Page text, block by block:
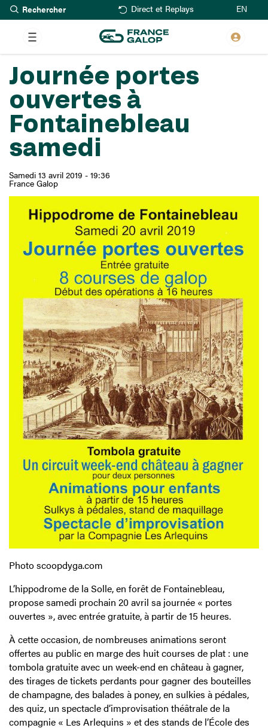
Aller
au
contenu
principal
Rechercher Direct et Replays EN
Journée portes
ouvertes à
Fontainebleau
samedi
Samedi 13 avril 2019 - 19:36
France Galop
Photoscoopdyga.com
L’hippodrome de la Solle, en forêt de Fontainebleau,
propose samedi prochain 20 avril sa journée « portes
ouvertes », avec entrée gratuite, à partir de 15 heures.
À cette occasion, de nombreuses animations seront
offertes au public en marge des huit courses de plat : une
tombola gratuite avec un week-end en château à gagner,
des tirages de tickets perdants pour gagner des bouteilles
de champagne, des balades à poney, en sulkies à pédales,
des quiz, un spectacle d’improvisation théâtrale de la
compagnie « Les Arlequins » et des stands de l’École des